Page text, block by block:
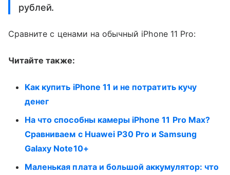
рублей.
Сравните с ценами на обычный iPhone 11 Pro:
Читайте также:
Как купить iPhone 11 и не потратить кучу
денег
На что способны камеры iPhone 11 Pro Max?
Сравниваем с Huawei P30 Pro и Samsung
Galaxy Note10+
Маленькая плата и большой аккумулятор: что